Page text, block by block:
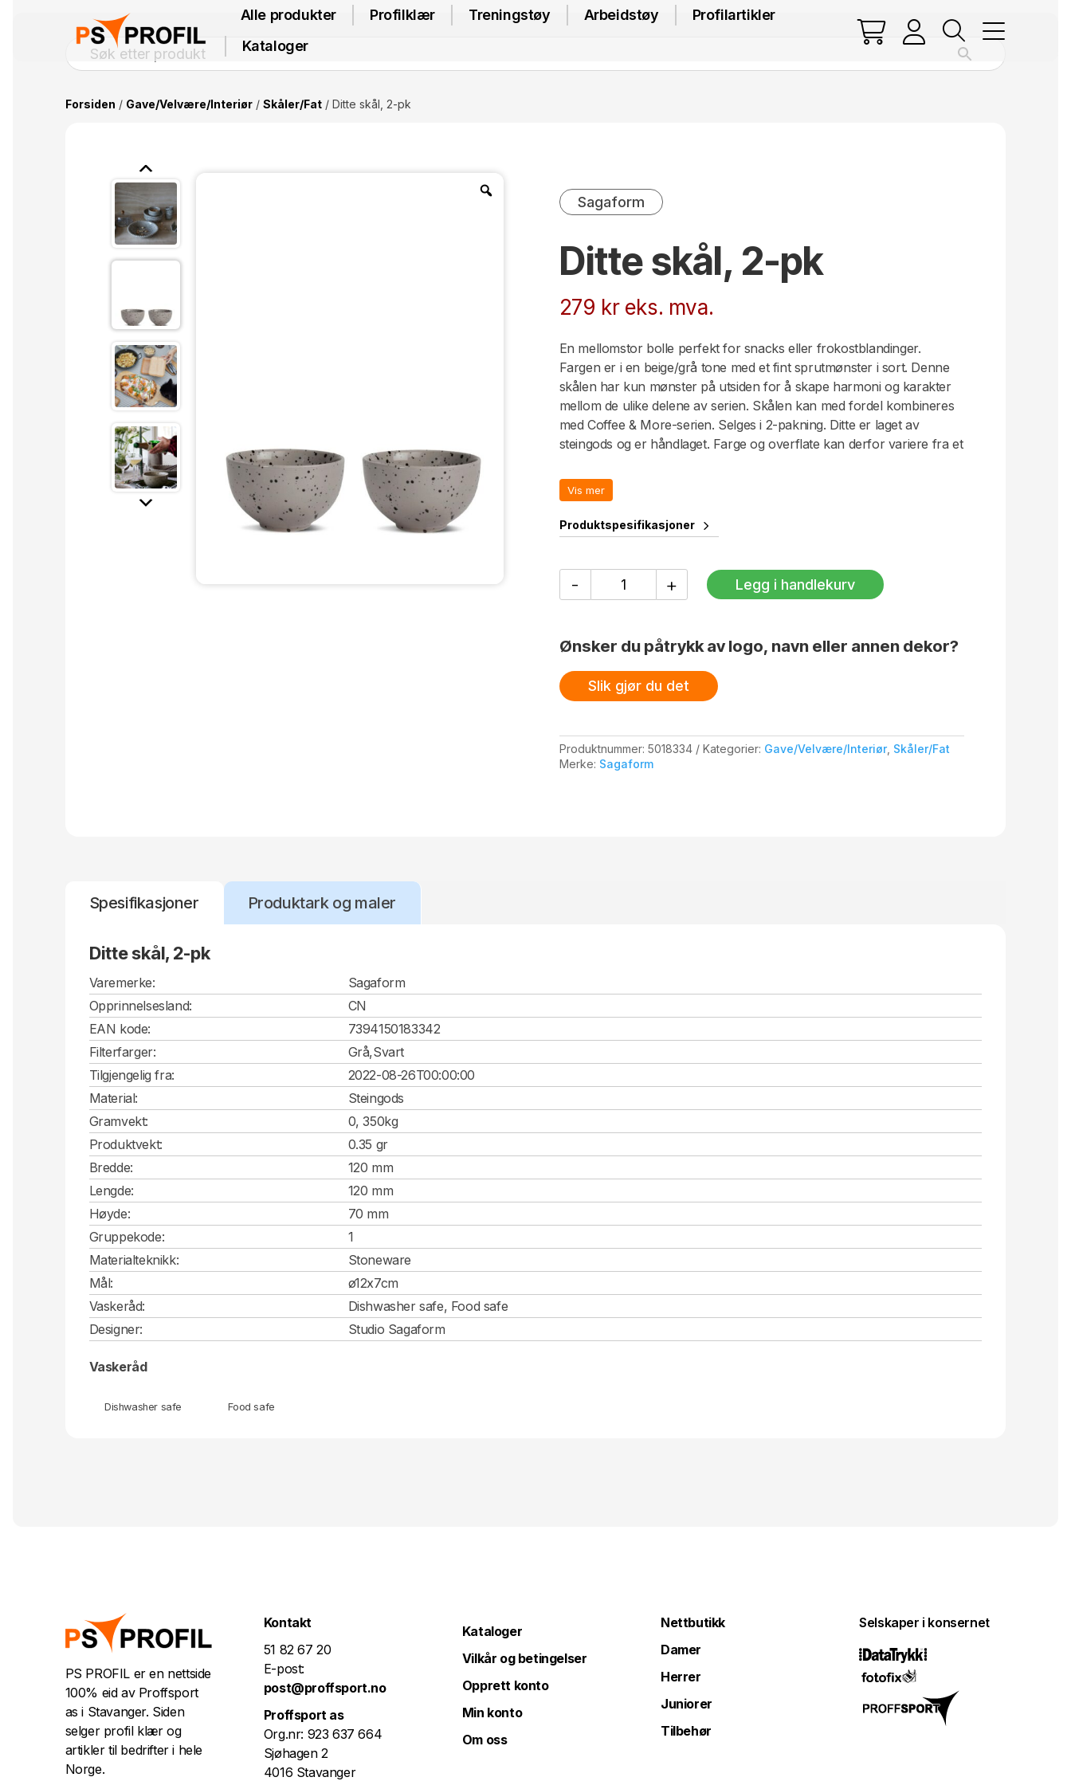
Alle produkter Profilklær Treningstøy Arbeidstøy
Profilartikler
Kataloger
Forsiden / Gave/Velvære/Interiør/ Skåler/Fat/ Ditte skål, 2-pk
Sagaform
Ditte skål, 2-pk
279 kr eks. mva.
En mellomstor bolle perfekt for snacks eller frokostblandinger.
Fargen er i en beige/grå tone med et fint sprutmønster i sort. Denne
skålen har kun mønster på utsiden for å skape harmoni og karakter
mellom de ulike delene av serien. Skålen kan med fordel kombineres
med Coffee & More-serien. Selges i 2-pakning. Ditte er laget av
steingods og er håndlaget. Farge og overflate kan derfor variere fra et
Vis mer
Produktspesifikasjoner
-
skål,
+ Legg i handlekurv
Ønsker du påtrykk av logo, navn eller annen dekor?
Slik gjør du det
Produktnummer: 5018334 Kategorier: Gave/Velvære/Interiør, Skåler/Fat
Merke: Sagaform
Spesifikasjoner Produktark og maler
Ditte skål, 2-pk
Varemerke:
Sagaform
Opprinnelsesland:
CN
EAN kode:
7394150183342
Filterfarger:
Grå,Svart
Tilgjengelig fra:
2022-08-26T00:00:00
Material:
Steingods
Gramvekt:
0, 350kg
Produktvekt:
0.35 gr
Bredde:
120 mm
Lengde:
120 mm
Høyde:
70 mm
Gruppekode:
1
Materialteknikk:
Stoneware
Mål:
ø12x7cm
Vaskeråd:
Dishwasher safe, Food safe
Designer:
Studio Sagaform
Vaskeråd
Dishwasher safe Food safe
PS PROFIL er en nettside
100% eid av Proffsport
as i Stavanger. Siden
selger profil klær og
artikler til bedrifter i hele
Norge.
Kontakt
51 82 67 20
E-post:
post@proffsport.no
Proffsport as
Org.nr: 923 637 664
Sjøhagen 2
4016 Stavanger
Kataloger
Vilkår og betingelser
Opprett konto
Min konto
Om oss
Nettbutikk
Damer
Herrer
Juniorer
Tilbehør
Selskaper i konsernet